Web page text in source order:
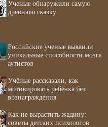
Ученые обнаружили самую
древнюю сказку
Российские ученые выявили
уникальные способности мозга
аутистов
Учёные рассказали, как
мотивировать ребенка без
вознаграждения
Как не вырастить жадину:
советы детских психологов